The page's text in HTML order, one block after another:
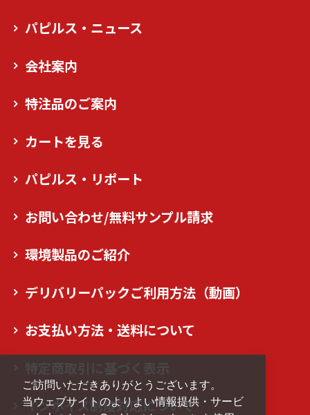
ご訪問いただきありがとうございます。
当ウェブサイトのよりよい情報提供・サービ
パピルス・ニュース
会社案内
特注品のご案内
カートを見る
パピルス・リポート
お問い合わせ/無料サンプル請求
環境製品のご紹介
デリバリーパックご利用方法（動画）
お支払い方法・送料について
インボイス制度対応について